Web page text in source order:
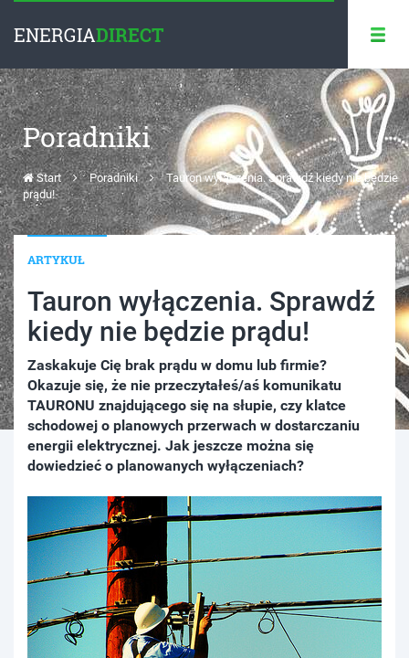
ENERGIADIRECT
Poradniki
Start Poradniki
Tauron wyłączenia. Sprawdź kiedy nie będzie
prądu!
ARTYKUŁ
Tauron wyłączenia. Sprawdź
kiedy nie będzie prądu!
Zaskakuje Cię brak prądu w domu lub firmie?
Okazuje się, że nie przeczytałeś/aś komunikatu
TAURONU znajdującego się na słupie, czy klatce
schodowej o planowych przerwach w dostarczaniu
energii elektrycznej. Jak jeszcze można się
dowiedzieć o planowanych wyłączeniach?